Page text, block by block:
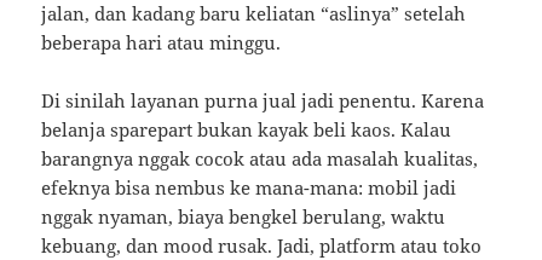
jalan, dan kadang baru keliatan “aslinya” setelah
beberapa hari atau minggu.
Di sinilah layanan purna jual jadi penentu. Karena
belanja sparepart bukan kayak beli kaos. Kalau
barangnya nggak cocok atau ada masalah kualitas,
efeknya bisa nembus ke mana-mana: mobil jadi
nggak nyaman, biaya bengkel berulang, waktu
kebuang, dan mood rusak. Jadi, platform atau toko